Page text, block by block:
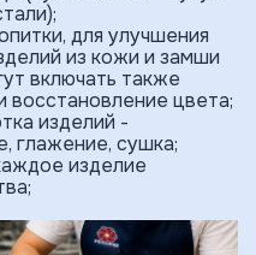
для улучшения
из кожи и замши
включать также
восста­новление цвета;
изделий -
глажение, сушка;
изделие